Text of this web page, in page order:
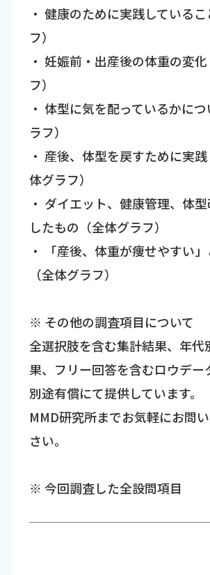
・ 健康のために実践している
フ）
・ 妊娠前・出産後の体重の変
フ）
・ 体型に気を配っているかに
ラフ）
・ 産後、体型を戻すために実
体グラフ）
・ ダイエット、健康管理、体
したもの（全体グラフ）
・ 「産後、体重が痩せやすい
（全体グラフ）
※ その他の調査項目について
全選択肢を含む集計結果、年代
果、フリー回答を含むロウデー
別途有償にて提供しています。
MMD研究所までお気軽にお問
さい。
※ 今回調査した全設問項目